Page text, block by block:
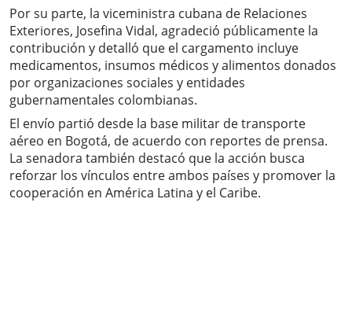
Por su parte, la viceministra cubana de Relaciones
Exteriores, Josefina Vidal, agradeció públicamente la
contribución y detalló que el cargamento incluye
medicamentos, insumos médicos y alimentos donados
por organizaciones sociales y entidades
gubernamentales colombianas.
El envío partió desde la base militar de transporte
aéreo en Bogotá, de acuerdo con reportes de prensa.
La senadora también destacó que la acción busca
reforzar los vínculos entre ambos países y promover la
cooperación en América Latina y el Caribe.